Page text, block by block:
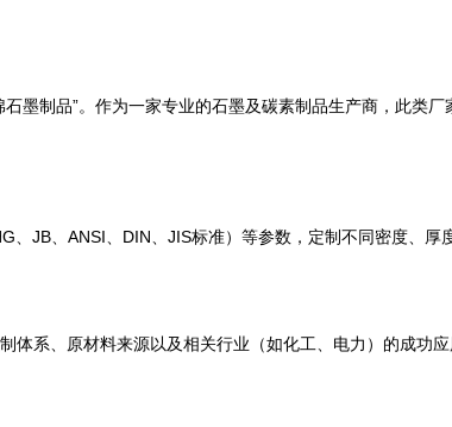
墨制品”。作为一家专业的石墨及碳素制品生产商，此类厂
JB、ANSI、DIN、JIS标准）等参数，定制不同密度、
体系、原材料来源以及相关行业（如化工、电力）的成功